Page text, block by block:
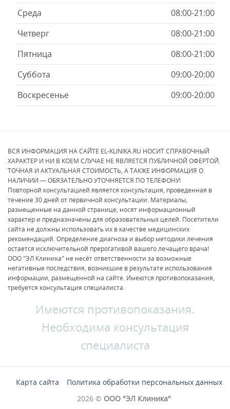
Среда
08:00-21:00
Четверг
08:00-21:00
Пятница
08:00-21:00
Суббота
09:00-20:00
Воскресенье
09:00-20:00
ВСЯ ИНФОРМАЦИЯ НА САЙТЕ EL-KLINIKA.RU НОСИТ СПРАВОЧНЫЙ
ХАРАКТЕР И НИ В КОЕМ СЛУЧАЕ НЕ ЯВЛЯЕТСЯ ПУБЛИЧНОЙ ОФЕРТОЙ.
ТОЧНАЯ И АКТУАЛЬНАЯ СТОИМОСТЬ, А ТАКЖЕ ИНФОРМАЦИЯ О
НАЛИЧИИ — ОБЯЗАТЕЛЬНО УТОЧНЯЕТСЯ ПО ТЕЛЕФОНУ!
Повторной консультацией является консультация, проведенная в
течение 30 дней от первичной консультации. Материалы,
размещенные на данной странице, носят информационный
характер и предназначены для образовательных целей. Посетители
сайта не должны использовать их в качестве медицинских
рекомендаций. Определение диагноза и выбор методики лечения
остается исключительной прерогативой вашего лечащего врача!
ООО "ЭЛ Клиника" не несёт ответственности за возможные
негативные последствия, возникшие в результате использования
информации, размещенной на сайте. Имеются противопоказания,
требуется консультация специалиста.
Имеются противопоказания.
Необходима консультация
специалиста
Карта сайта
Политика обработки персональных данных
2026 © ООО "ЭЛ Клиника"